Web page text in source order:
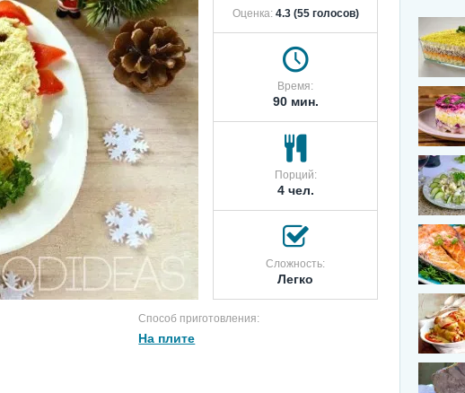
Оценка: 4.3 (55 голосов)
Время:
90 мин.
Порций:
4 чел.
Сложность:
Легко
Способ приготовления:
На плите